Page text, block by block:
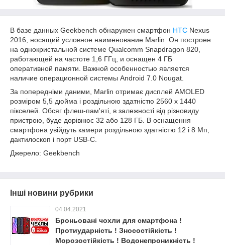
В базе данных Geekbench обнаружен смартфон HTC Nexus
2016, носящий условное наименование Marlin. Он построен
на однокристальной системе Qualcomm Snapdragon 820,
работающей на частоте 1,6 ГГц, и оснащен 4 ГБ
оперативной памяти. Важной особенностью является
наличие операционной системы Android 7.0 Nougat.
За попередніми даними, Marlin отримає дисплей AMOLED
розміром 5,5 дюйма і роздільною здатністю 2560 х 1440
пікселей. Обсяг флеш-пам'яті, в залежності від різновиду
пристрою, буде дорівнює 32 або 128 ГБ. В оснащення
смартфона увійдуть камери роздільною здатністю 12 і 8 Мп,
дактилоскоп і порт USB-C.
Джерело: Geekbench
Інші новини рубрики
04.04.2021
Броньовані чохли для смартфона !
Протиударність ! Зносостійкість !
Морозостійкість ! Водонепроникність !